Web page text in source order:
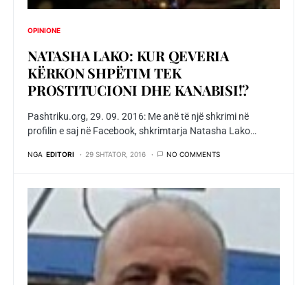
OPINIONE
NATASHA LAKO: KUR QEVERIA
KËRKON SHPËTIM TEK
PROSTITUCIONI DHE KANABISI!?
Pashtriku.org, 29. 09. 2016: Me anë të një shkrimi në
profilin e saj në Facebook, shkrimtarja Natasha Lako…
NGA EDITORI 29 SHTATOR, 2016 NO COMMENTS